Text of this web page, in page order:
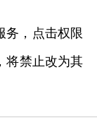
务，点击权限
将禁止改为其